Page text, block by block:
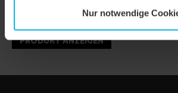
Nur notwendige
PRODUKT ANZEIGEN